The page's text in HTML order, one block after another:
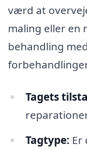
værd at
maling eller en
behandling
Tagets
Tagtype: Er